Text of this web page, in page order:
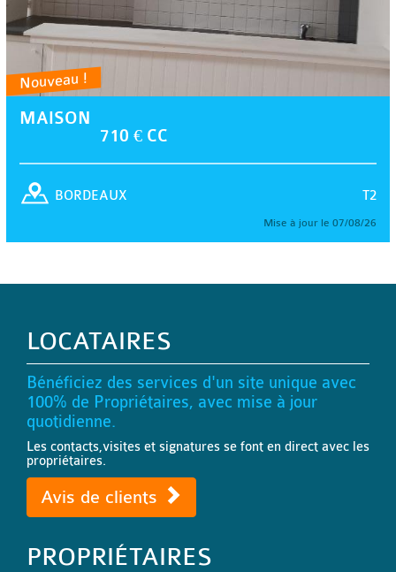
Nouveau !
MAISON
710 € CC
T2
BORDEAUX
Mise à jour le 07/08/26
LOCATAIRES
Bénéficiez des services d'un site unique avec
100% de Propriétaires, avec mise à jour
quotidienne.
Les contacts,visites et signatures se font en direct avec les
propriétaires.
Avis de clients
PROPRIÉTAIRES